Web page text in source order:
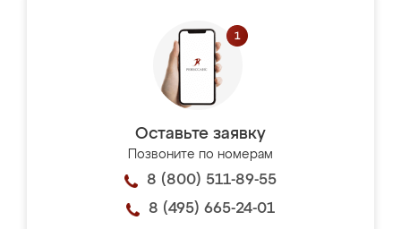
Оставьте заявку
Позвоните по номерам
8 (800) 511-89-55
8 (495) 665-24-01